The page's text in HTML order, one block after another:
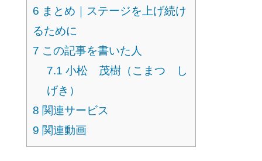
6 まとめ｜ステージを上げ続け
るために
7 この記事を書いた人
7.1 小松 茂樹（こまつ し
げき）
8 関連サービス
9 関連動画